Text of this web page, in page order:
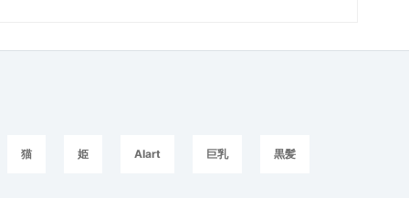
猫 姫 AIart 巨乳 黒髪